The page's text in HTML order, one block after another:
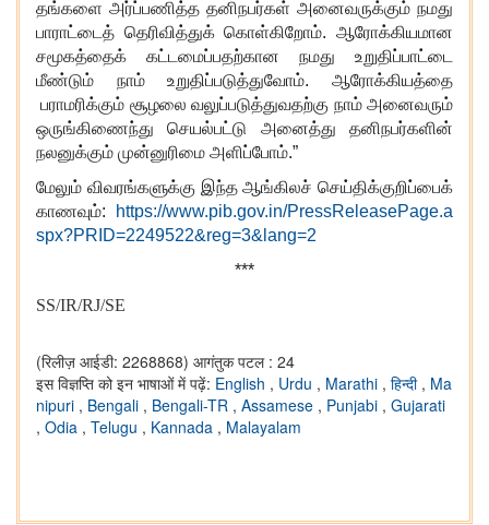
தங்களை அர்ப்பணித்த தனிநபர்கள் அனைவருக்கும் நமது
பாராட்டைத் தெரிவித்துக் கொள்கிறோம். ஆரோக்கியமான
சமூகத்தைக் கட்டமைப்பதற்கான நமது உறுதிப்பாட்டை
மீண்டும் நாம் உறுதிப்படுத்துவோம். ஆரோக்கியத்தை
பராமரிக்கும் சூழலை வலுப்படுத்துவதற்கு நாம் அனைவரும்
ஒருங்கிணைந்து செயல்பட்டு அனைத்து தனிநபர்களின்
நலனுக்கும் முன்னுரிமை அளிப்போம்.”
மேலும் விவரங்களுக்கு இந்த ஆங்கிலச் செய்திக்குறிப்பைக்
காணவும்:
https://www.pib.gov.in/PressReleasePage.a
spx?PRID=2249522&reg=3&lang=2
***
SS/IR/RJ/SE
(रिलीज़ आईडी: 2268868) आगंतुक पटल : 24
इस विज्ञप्ति को इन भाषाओं में पढ़ें: English , Urdu , Marathi , हिन्दी , Ma
nipuri , Bengali , Bengali-TR , Assamese , Punjabi , Gujarati
, Odia , Telugu , Kannada , Malayalam